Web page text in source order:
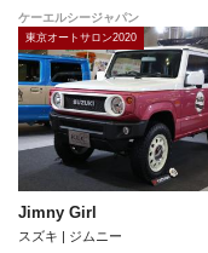
ケーエルシージャパン
東京オートサロン2020
Jimny Girl
スズキ | ジムニー